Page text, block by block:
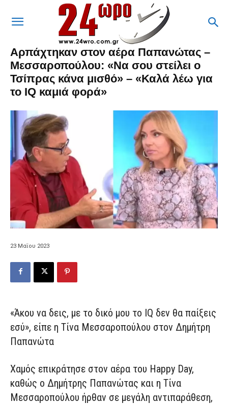
Αρπάχτηκαν στον αέρα Παπανώτας –
Μεσσαροπούλου: «Να σου στείλει ο
Τσίπρας κάνα μισθό» – «Καλά λέω για
το IQ καμιά φορά»
23 Μαΐου 2023
«Άκου να δεις, με το δικό μου το IQ δεν θα παίξεις
εσύ», είπε η Τίνα Μεσσαροπούλου στον Δημήτρη
Παπανώτα
Χαμός επικράτησε στον αέρα του Happy Day,
καθώς ο Δημήτρης Παπανώτας και η Τίνα
Μεσσαροπούλου ήρθαν σε μεγάλη αντιπαράθεση,